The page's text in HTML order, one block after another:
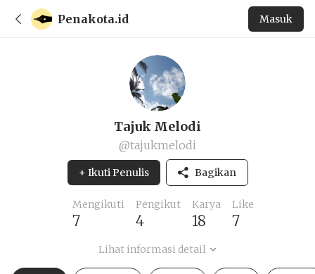
Penakota.id Masuk
Tajuk Melodi
@tajukmelodi
+ Ikuti Penulis Bagikan
Mengikuti
7
Pengikut
4
Karya
18
Like
7
Lihat informasi detail